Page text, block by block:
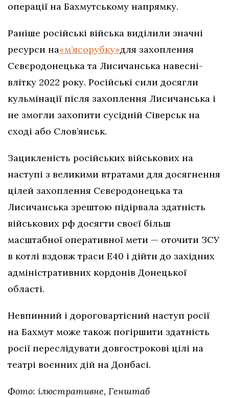
операції на Бахмутському напрямку.
Раніше російські війська виділили значні
ресурси на«м’ясорубку»для захоплення
Сєвєродонецька та Лисичанська навесні-
влітку 2022 року. Російські сили досягли
кульмінації після захоплення Лисичанська і
не змогли захопити сусідній Сіверськ на
сході або Слов’янськ.
Зацикленість російських військових на
наступі з великими втратами для досягнення
цілей захоплення Сєвєродонецька та
Лисичанська зрештою підірвала здатність
військових рф досягти своєї більш
масштабної оперативної мети — оточити ЗСУ
в котлі вздовж траси Е40 і дійти до західних
адміністративних кордонів Донецької
області.
Невпинний і дороговартісний наступ росії
на Бахмут може також погіршити здатність
росії переслідувати довгострокові цілі на
театрі воєнних дій на Донбасі.
Фото: ілюстративне, Генштаб